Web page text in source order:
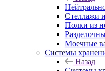
Стеллажи
Полки из
Моечные
Системы
Назад